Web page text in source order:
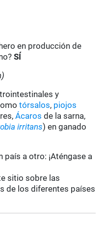
en producción de
SÍ
y
tórsalos, piojos
Ácaros de la sarna,
irritans) en ganado
país a otro: ¡Aténgase a
sitio sobre las
de los diferentes países